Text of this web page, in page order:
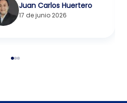
Juan Carlos Huertero
17 de junio 2026